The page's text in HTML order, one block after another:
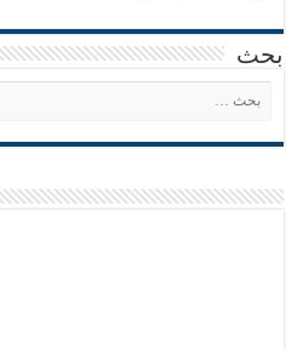
بحث